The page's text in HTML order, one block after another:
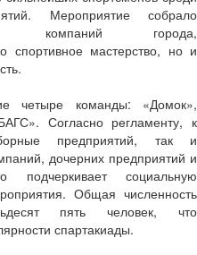
Мероприятие собрало
компаний города,
спортивное мастерство, но и
четыре команды: «Домок»,
Согласно регламенту, к
предприятий, так и
дочерних предприятий и
подчеркивает социальную
Общая численность
пять человек, что
спартакиады.